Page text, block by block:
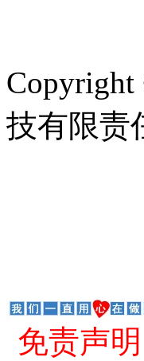
技有限责
免责声